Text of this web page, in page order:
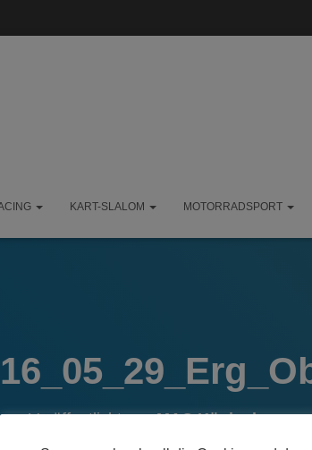
KART-SLALOM MOTORRADSPORT
Veröffentlicht vonMAC Königsbrunn